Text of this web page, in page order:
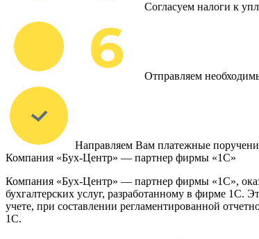
Согласуем налоги к
Отправляем
Направляем Вам платежные
Компания «Бух-Центр» — партнер фирмы «1С»
Компания «Бух-Центр» — партнер фирмы «1С»,
бухгалтерских услуг, разработанному в фирме 1С.
учете, при составлении регламентированной
1С.